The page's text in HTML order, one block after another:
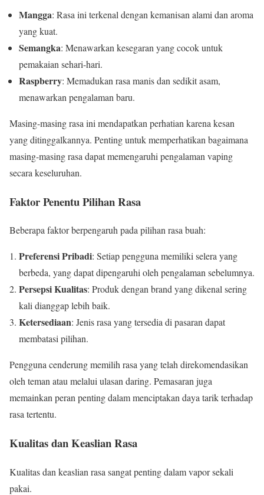
Mangga: Rasa ini terkenal dengan kemanisan alami dan aroma
yang kuat.
Semangka: Menawarkan kesegaran yang cocok untuk
pemakaian sehari-hari.
Raspberry: Memadukan rasa manis dan sedikit asam,
menawarkan pengalaman baru.
Masing-masing rasa ini mendapatkan perhatian karena kesan
yang ditinggalkannya. Penting untuk memperhatikan bagaimana
masing-masing rasa dapat memengaruhi pengalaman vaping
secara keseluruhan.
Faktor Penentu Pilihan Rasa
Beberapa faktor berpengaruh pada pilihan rasa buah:
Preferensi Pribadi: Setiap pengguna memiliki selera yang
berbeda, yang dapat dipengaruhi oleh pengalaman sebelumnya.
Persepsi Kualitas: Produk dengan brand yang dikenal sering
kali dianggap lebih baik.
Ketersediaan: Jenis rasa yang tersedia di pasaran dapat
membatasi pilihan.
Pengguna cenderung memilih rasa yang telah direkomendasikan
oleh teman atau melalui ulasan daring. Pemasaran juga
memainkan peran penting dalam menciptakan daya tarik terhadap
rasa tertentu.
Kualitas dan Keaslian Rasa
Kualitas dan keaslian rasa sangat penting dalam vapor sekali
pakai.